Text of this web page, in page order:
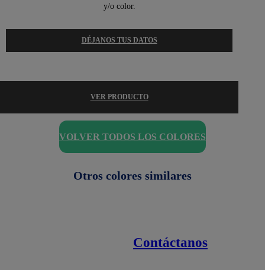
y/o color.
DÉJANOS TUS DATOS
VER PRODUCTO
VOLVER TODOS LOS COLORES
Otros colores similares
Contáctanos